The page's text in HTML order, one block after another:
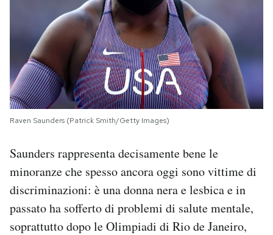
Raven Saunders (Patrick Smith/Getty Images)
Saunders rappresenta decisamente bene le
minoranze che spesso ancora oggi sono vittime di
discriminazioni: è una donna nera e lesbica e in
passato ha sofferto di problemi di salute mentale,
soprattutto dopo le Olimpiadi di Rio de Janeiro,